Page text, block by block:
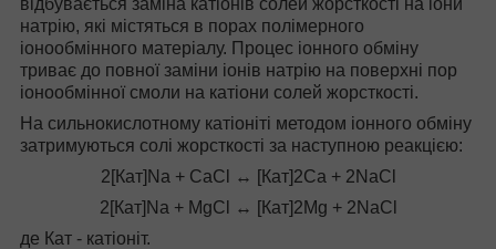
натрію, які містяться в порах полімерного
іонообмінного матеріалу. Процес іонного обміну
триває до повної заміни іонів натрію на поверхні пор
іонообмінної смоли на катіони солей жорсткості.
На сильнокислотному катіоніті методом іонного обміну
затримуються солі жорсткості за наступною реакцією:
2[Кат]Nа + CaCl ↔ [Кат]2Са + 2NaCl
2[Кат]Nа + MgCl ↔ [Кат]2Mg + 2NaCl
де Кат - катіоніт.